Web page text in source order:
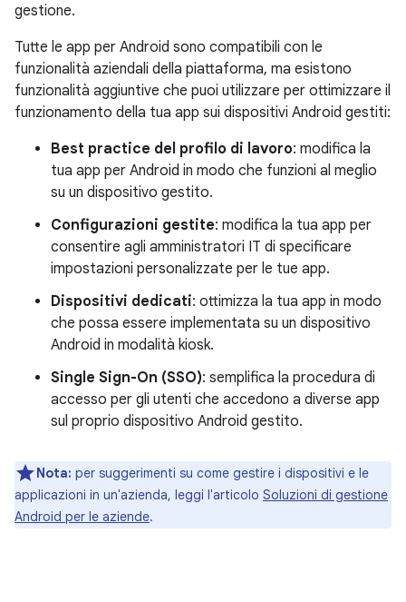
gestione.
Tutte le app per Android sono compatibili con le
funzionalità aziendali della piattaforma, ma esistono
funzionalità aggiuntive che puoi utilizzare per ottimizzare il
funzionamento della tua app sui dispositivi Android gestiti:
Best practice del profilo di lavoro: modifica la
tua app per Android in modo che funzioni al meglio
su un dispositivo gestito.
Configurazioni gestite: modifica la tua app per
consentire agli amministratori IT di specificare
impostazioni personalizzate per le tue app.
Dispositivi dedicati: ottimizza la tua app in modo
che possa essere implementata su un dispositivo
Android in modalità kiosk.
Single Sign-On (SSO): semplifica la procedura di
accesso per gli utenti che accedono a diverse app
sul proprio dispositivo Android gestito.
Nota: per suggerimenti su come gestire i dispositivi e le
applicazioni in un'azienda, leggi l'articolo Soluzioni di gestione
Android per le aziende.